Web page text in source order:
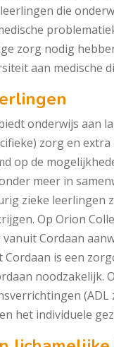
die
zorg nodig
aan medische
onderwijs aan
zorg en
op de
meer in
zieke leerlingen
Op Orion
Cordaan
is een
noodzakelijk.
het individuele